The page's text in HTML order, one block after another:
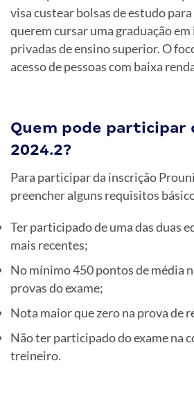
visa custear bolsas de estudo
querem cursar uma graduação
privadas de ensino superior. O
acesso de pessoas com baixa
Quem pode participar
2024.2?
Para participar da inscrição
preencher alguns requisitos
Ter participado de uma das duas
mais recentes;
No mínimo 450 pontos de média
provas do exame;
Nota maior que zero na prova de
Não ter participado do exame na
treineiro.